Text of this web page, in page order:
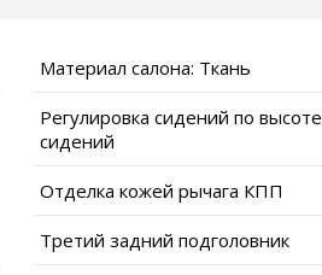
Материал салона: Ткань
Регулировка сидений по
сидений
Отделка кожей рычага КПП
Третий задний подголовник